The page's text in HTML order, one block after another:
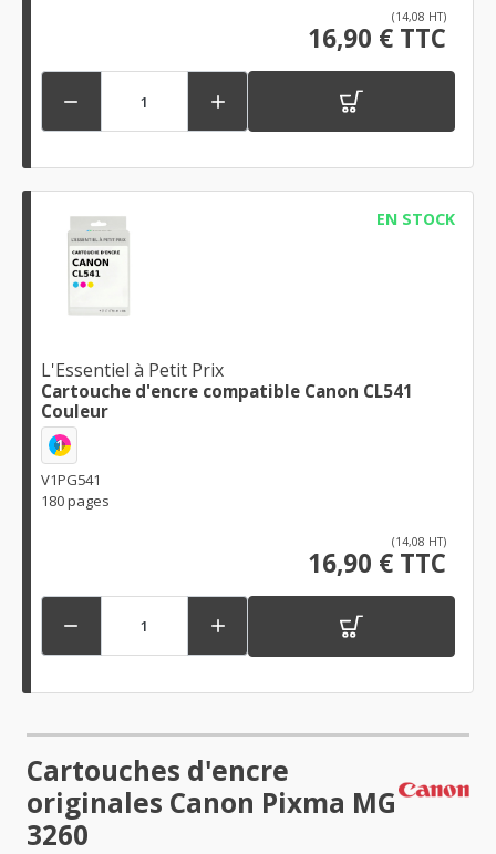
(14,08 HT)
16,90 € TTC
 
EN STOCK
L'Essentiel à Petit Prix
Cartouche d'encre compatible Canon CL541
Couleur
1
V1PG541
180 pages
(14,08 HT)
16,90 € TTC
 
Cartouches d'encre
originales Canon Pixma MG
3260